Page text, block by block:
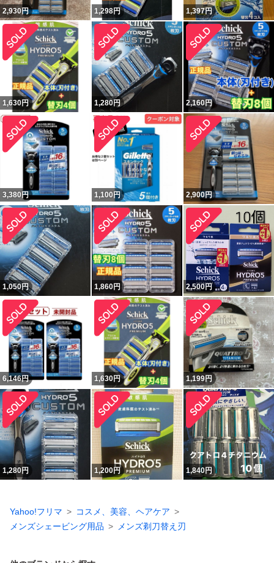
2,930円 1,298円 1,397円
1,630円 1,280円 2,160円
3,380 円 1,100 円 2,900円
1,050円 1,860円 2,500円
6,146円 1,630円 1,199円
1,280円 1,200円 1,840円
Yahoo!フリマ
コスメ、美容、ヘアケア
メンズシェービング用品
メンズ剃刀替え刃